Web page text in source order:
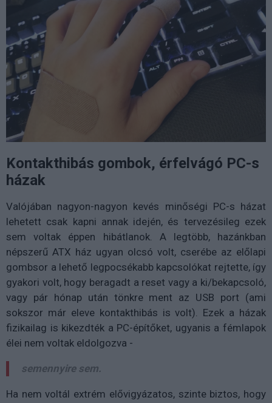
Kontakthibás gombok, érfelvágó PC-s
házak
Valójában nagyon-nagyon kevés minőségi PC-s házat
lehetett csak kapni annak idején, és tervezésileg ezek
sem voltak éppen hibátlanok. A legtöbb, hazánkban
népszerű ATX ház ugyan olcsó volt, cserébe az előlapi
gombsor a lehető legpocsékabb kapcsolókat rejtette, így
gyakori volt, hogy beragadt a reset vagy a ki/bekapcsoló,
vagy pár hónap után tönkre ment az USB port (ami
sokszor már eleve kontakthibás is volt). Ezek a házak
fizikailag is kikezdték a PC-építőket, ugyanis a fémlapok
élei nem voltak eldolgozva -
semennyire sem.
Ha nem voltál extrém elővigyázatos, szinte biztos, hogy